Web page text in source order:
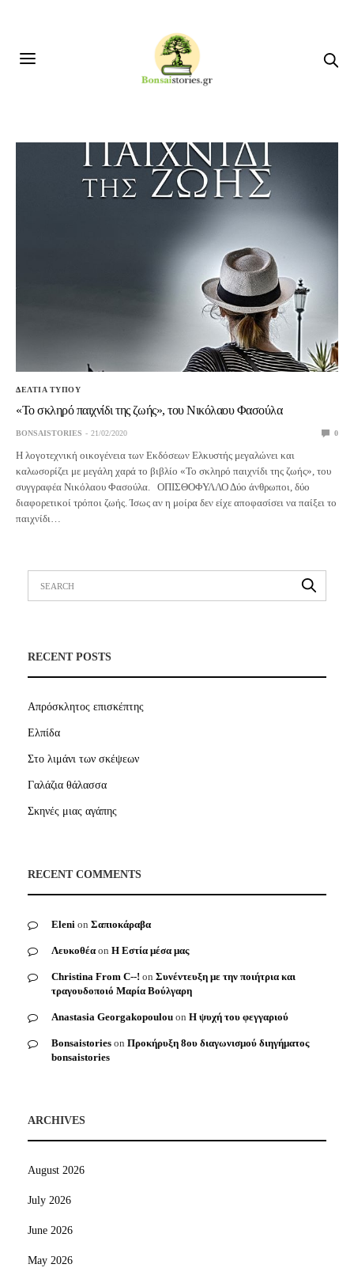
ΔΕΛΤΙΑ ΤΥΠΟΥ
«Το σκληρό παιχνίδι της ζωής», του Νικόλαου Φασούλα
BONSAISTORIES 21/02/2020 0
Η λογοτεχνική οικογένεια των Εκδόσεων Ελκυστής μεγαλώνει και
καλωσορίζει με μεγάλη χαρά το βιβλίο «Το σκληρό παιχνίδι της ζωής», του
συγγραφέα Νικόλαου Φασούλα. ΟΠΙΣΘΟΦΥΛΛΟ Δύο άνθρωποι, δύο
διαφορετικοί τρόποι ζωής. Ίσως αν η μοίρα δεν είχε αποφασίσει να παίξει το
παιχνίδι…
RECENT POSTS
Απρόσκλητος επισκέπτης
Ελπίδα
Στο λιμάνι των σκέψεων
Γαλάζια θάλασσα
Σκηνές μιας αγάπης
RECENT COMMENTS
Eleni on Σαπιοκάραβα
Λευκοθέα on Η Εστία μέσα μας
Christina From C--! on Συνέντευξη με την ποιήτρια και
τραγουδοποιό Μαρία Βούλγαρη
Anastasia Georgakopoulou on Η ψυχή του φεγγαριού
Bonsaistories on Προκήρυξη 8ου διαγωνισμού διηγήματος
bonsaistories
ARCHIVES
August 2026
July 2026
June 2026
May 2026